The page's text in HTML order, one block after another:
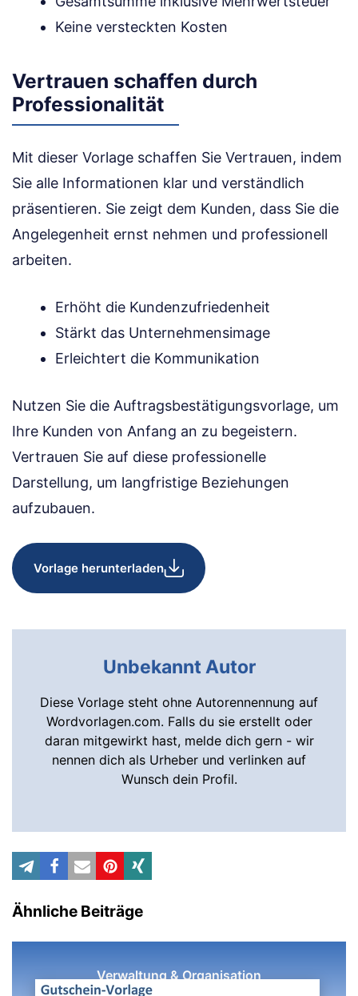
Keine versteckten Kosten
Vertrauen schaffen durch
Professionalität
Mit dieser Vorlage schaffen Sie Vertrauen, indem
Sie alle Informationen klar und verständlich
präsentieren. Sie zeigt dem Kunden, dass Sie die
Angelegenheit ernst nehmen und professionell
arbeiten.
Erhöht die Kundenzufriedenheit
Stärkt das Unternehmensimage
Erleichtert die Kommunikation
Nutzen Sie die Auftragsbestätigungsvorlage, um
Ihre Kunden von Anfang an zu begeistern.
Vertrauen Sie auf diese professionelle
Darstellung, um langfristige Beziehungen
aufzubauen.
Vorlage herunterladen
Unbekannt Autor
Diese Vorlage steht ohne Autorennennung auf
Wordvorlagen.com. Falls du sie erstellt oder
daran mitgewirkt hast, melde dich gern - wir
nennen dich als Urheber und verlinken auf
Wunsch dein Profil.
Ähnliche Beiträge
Verwaltung & Organisation